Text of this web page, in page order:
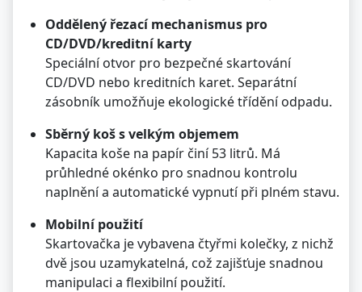
Oddělený řezací mechanismus pro
CD/DVD/kreditní karty
Speciální otvor pro bezpečné skartování
CD/DVD nebo kreditních karet. Separátní
zásobník umožňuje ekologické třídění odpadu.
Sběrný koš s velkým objemem
Kapacita koše na papír činí 53 litrů. Má
průhledné okénko pro snadnou kontrolu
naplnění a automatické vypnutí při plném stavu.
Mobilní použití
Skartovačka je vybavena čtyřmi kolečky, z nichž
dvě jsou uzamykatelná, což zajišťuje snadnou
manipulaci a flexibilní použití.